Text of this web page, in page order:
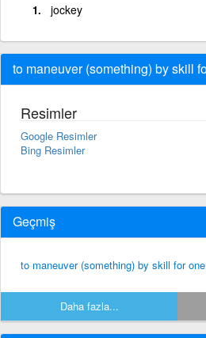
jockey
to maneuver (something) by skill
Resimler
Google Resimler
Bing Resimler
Geçmiş
to maneuver (something) by skill for
Daha fazla...